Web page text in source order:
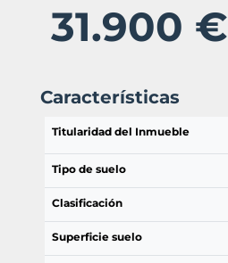
31.900 €
Características
Titularidad del Inmueble
Tipo de suelo
Clasificación
Superficie suelo